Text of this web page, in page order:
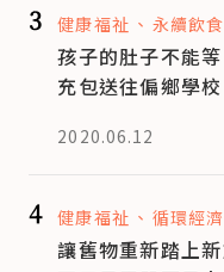
3 健康福祉 永續飲食
孩子的肚子不能
充包送往偏鄉學
2020.06.12
4 健康福祉 循環經濟
讓舊物重新踏上